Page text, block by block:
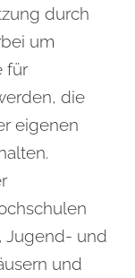
durch
um
für
die
eigenen
Jugend- und
und